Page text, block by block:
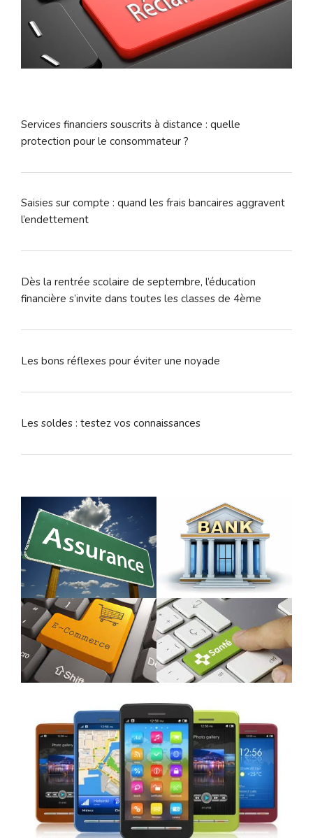
Services financiers souscrits à distance : quelle
protection pour le consommateur ?
Saisies sur compte : quand les frais bancaires aggravent
l’endettement
Dès la rentrée scolaire de septembre, l’éducation
financière s’invite dans toutes les classes de 4ème
Les bons réflexes pour éviter une noyade
Les soldes : testez vos connaissances